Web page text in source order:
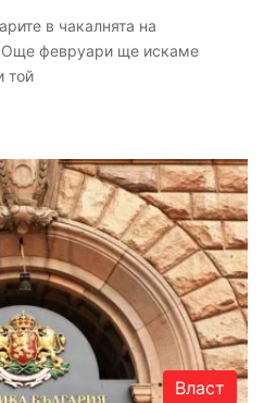
в чакалнята на
Още февруари ще искаме
той
Власт